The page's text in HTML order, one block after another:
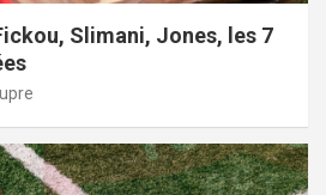
Slimani, Jones, les 7